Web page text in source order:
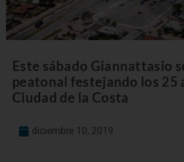
Este sábado Giannattasio
peatonal festejando los 25
Ciudad de la Costa
diciembre 10, 2019